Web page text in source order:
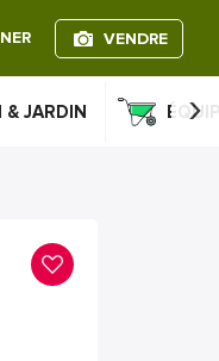
VENDRE
& JARDIN ›